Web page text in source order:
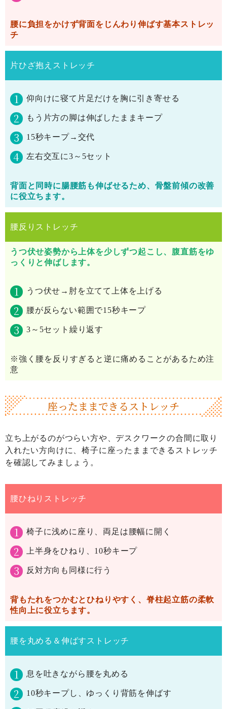
腰に負担をかけず背面をじんわり伸ばす基本ストレッ
チ
片ひざ抱えストレッチ
仰向けに寝て片足だけを胸に引き寄せる
もう片方の脚は伸ばしたままキープ
15秒キープ→交代
左右交互に3～5セット
背面と同時に腸腰筋も伸ばせるため、骨盤前傾の改善
に役立ちます。
腰反りストレッチ
うつ伏せ姿勢から上体を少しずつ起こし、腹直筋をゆ
っくりと伸ばします。
うつ伏せ→肘を立てて上体を上げる
腰が反らない範囲で15秒キープ
3～5セット繰り返す
※強く腰を反りすぎると逆に痛めることがあるため注
意
座ったままできるストレッチ
立ち上がるのがつらい方や、デスクワークの合間に取り
入れたい方向けに、椅子に座ったままできるストレッチ
を確認してみましょう。
腰ひねりストレッチ
椅子に浅めに座り、両足は腰幅に開く
上半身をひねり、10秒キープ
反対方向も同様に行う
背もたれをつかむとひねりやすく、脊柱起立筋の柔軟
性向上に役立ちます。
腰を丸める＆伸ばすストレッチ
息を吐きながら腰を丸める
10秒キープし、ゆっくり背筋を伸ばす